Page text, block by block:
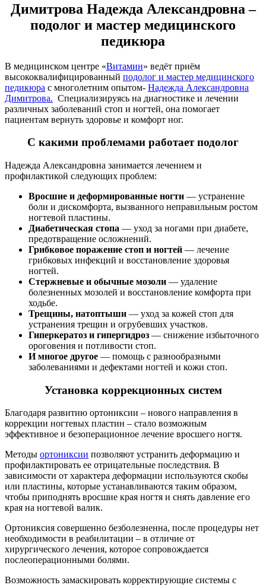
Димитрова Надежда Александровна –
подолог и мастер медицинского
педикюра
В медицинском центре «Витамин» ведёт приём
высококвалифицированный подолог и мастер медицинского
педикюра с многолетним опытом- Надежда Александровна
Димитрова. Специализируясь на диагностике и лечении
различных заболеваний стоп и ногтей, она помогает
пациентам вернуть здоровье и комфорт ног.
С какими проблемами работает подолог
Надежда Александровна занимается лечением и
профилактикой следующих проблем:
Вросшие и деформированные ногти — устранение
боли и дискомфорта, вызванного неправильным ростом
ногтевой пластины.
Диабетическая стопа — уход за ногами при диабете,
предотвращение осложнений.
Грибковое поражение стоп и ногтей — лечение
грибковых инфекций и восстановление здоровья
ногтей.
Стержневые и обычные мозоли — удаление
болезненных мозолей и восстановление комфорта при
ходьбе.
Трещины, натоптыши — уход за кожей стоп для
устранения трещин и огрубевших участков.
Гиперкератоз и гипергидроз — снижение избыточного
ороговения и потливости стоп.
И многое другое — помощь с разнообразными
заболеваниями и дефектами ногтей и кожи стоп.
Установка коррекционных систем
Благодаря развитию ортониксии – нового направления в
коррекции ногтевых пластин – стало возможным
эффективное и безоперационное лечение вросшего ногтя.
Методы ортониксии позволяют устранить деформацию и
профилактировать ее отрицательные последствия. В
зависимости от характера деформации используются скобы
или пластины, которые устанавливаются таким образом,
чтобы приподнять вросшие края ногтя и снять давление его
края на ногтевой валик.
Ортониксия совершенно безболезненна, после процедуры нет
необходимости в реабилитации – в отличие от
хирургического лечения, которое сопровождается
послеоперационными болями.
Возможность замаскировать корректирующие системы с